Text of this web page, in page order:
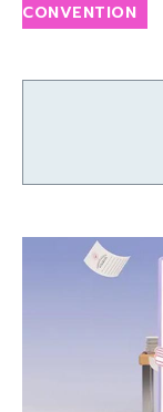
CONVENTION